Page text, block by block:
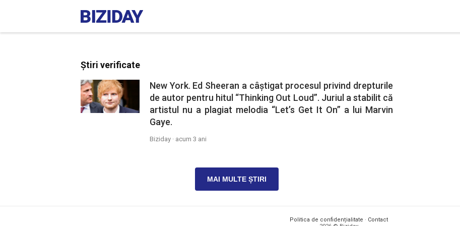
Știri verificate
New York. Ed Sheeran a câștigat procesul privind drepturile
de autor pentru hitul “Thinking Out Loud”. Juriul a stabilit că
artistul nu a plagiat melodia “Let’s Get It On” a lui Marvin
Gaye.
Biziday · acum 3 ani
MAI MULTE ȘTIRI
Politica de confidențialitate · Contact